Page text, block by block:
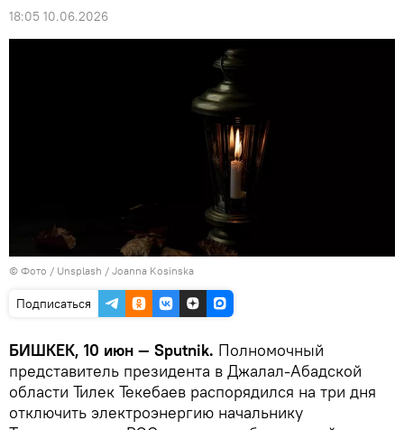
18:05 10.06.2026
© Фото / Unsplash / Joanna Kosinska
Подписаться
БИШКЕК, 10 июн — Sputnik. Полномочный
представитель президента в Джалал-Абадской
области Тилек Текебаев распорядился на три дня
отключить электроэнергию начальнику